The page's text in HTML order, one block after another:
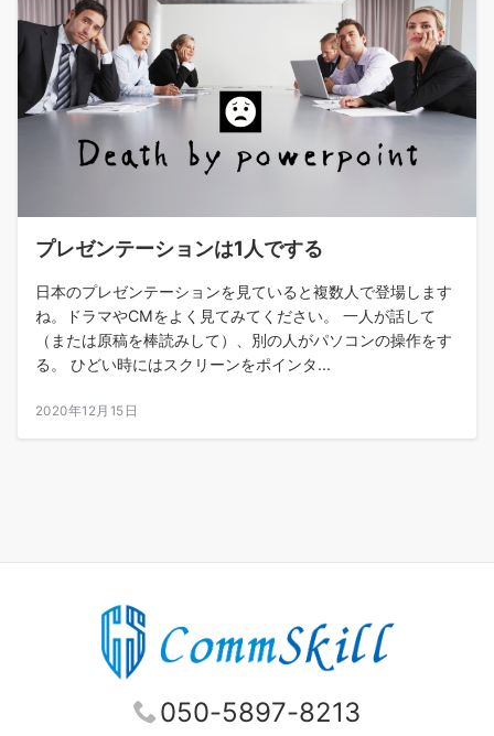
プレゼンテーションは1人でする
日本のプレゼンテーションを見ていると複数人で登場します
ね。ドラマやCMをよく見てみてください。 一人が話して
（または原稿を棒読みして）、別の人がパソコンの操作をす
る。 ひどい時にはスクリーンをポインタ...
2020年12月15日
050-5897-8213